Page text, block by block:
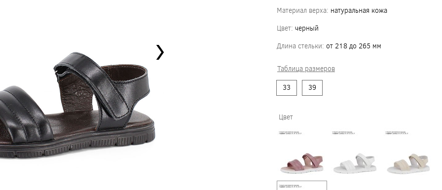
Материал верха: натуральная кожа
Цвет: черный
Длина стельки: от 218 до 265 мм
Таблица размеров
33
39
Цвет